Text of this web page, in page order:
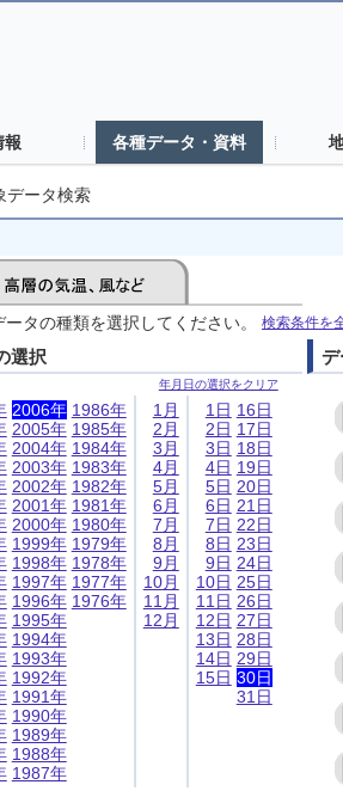
報 各種データ・資料
データ検索
タの種類を選択してください。 検索条件を
選択
年月日の選択をクリア
2006年
2005年
2004年
2003年
2002年
2001年
2000年
1999年
1998年
1997年
1996年
1995年
1994年
1993年
1992年
1991年
1990年
1989年
1988年
1987年
1986年
1985年
1984年
1983年
1982年
1981年
1980年
1979年
1978年
1977年
1976年
1月
2月
3月
4月
5月
6月
7月
8月
9月
10月
11月
12月
1日
2日
3日
4日
5日
6日
7日
8日
9日
10日
11日
12日
13日
14日
15日
16日
17日
18日
19日
20日
21日
22日
23日
24日
25日
26日
27日
28日
29日
30日
31日